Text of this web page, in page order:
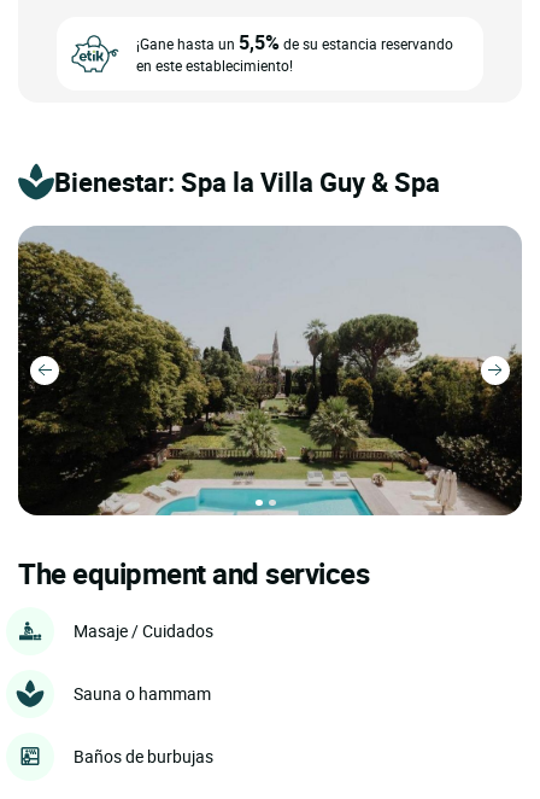
¡Gane hasta un 5,5%de su estancia reservando
en este establecimiento!
Bienestar: Spa la Villa Guy & Spa
The equipment and services
Masaje / Cuidados
Sauna o hammam
Baños de burbujas